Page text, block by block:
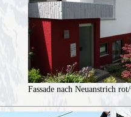
Fassade nach Neuanstrich